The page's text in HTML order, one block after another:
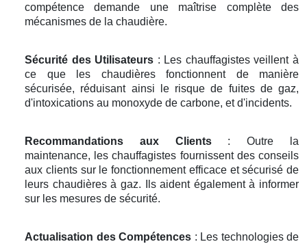
compétence demande une maîtrise complète des
mécanismes de la chaudière.
Sécurité des Utilisateurs : Les chauffagistes veillent à
ce que les chaudières fonctionnent de manière
sécurisée, réduisant ainsi le risque de fuites de gaz,
d'intoxications au monoxyde de carbone, et d'incidents.
Recommandations aux Clients: Outre la
maintenance, les chauffagistes fournissent des conseils
aux clients sur le fonctionnement efficace et sécurisé de
leurs chaudières à gaz. Ils aident également à informer
sur les mesures de sécurité.
Actualisation des Compétences : Les technologies de